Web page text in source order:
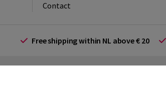
Contact
Free shipping within NL above € 20